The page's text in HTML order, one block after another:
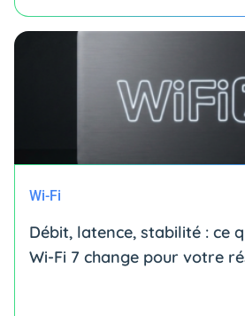
Wi-Fi
Débit, latence, stabilité : ce
Wi-Fi 7 change pour votre